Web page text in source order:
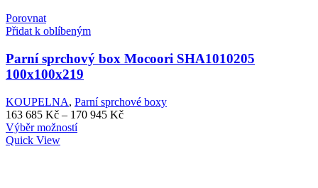
variant.
lze
vybrat
na
produktu
Porovnat
Přidat k oblíbeným
Parní sprchový box Mocoori SHA1010205
100x100x219
KOUPELNA, Parní sprchové boxy
163 685 Kč – 170 945 KčRozpětí
Výběr možnostíTento
Quick View